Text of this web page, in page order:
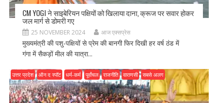
CM YOGI ने साइबेरियन पक्षियों को खिलाया दाना, क्रूज पर सवार होकर
जल मार्ग से डोमरी गए
25 NOVEMBER 2024 आज एक्सप्रेस
मुख्यमंत्री की पशु-पक्षियों से प्रेम की बानगी फिर दिखी हर वर्ष ठंड में
गंगा में सैकड़ों मील की यात्रा...
उत्तर प्रदेश ऑन द स्पॉट धर्म-कर्म पूर्वांचल राजनीति वाराणसी सबसे अलग